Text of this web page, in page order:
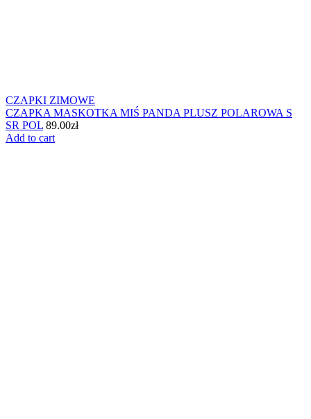
CZAPKI ZIMOWE
CZAPKA MASKOTKA MIŚ PANDA PLUSZ POLAROWA S
SR POL 89.00zł
Add to cart